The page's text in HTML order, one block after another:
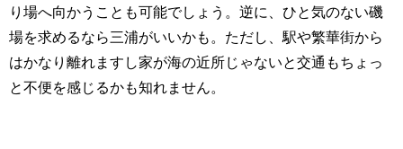
り場へ向かうことも可能でしょう。逆に、ひと気のない磯
場を求めるなら三浦がいいかも。ただし、駅や繁華街から
はかなり離れますし家が海の近所じゃないと交通もちょっ
と不便を感じるかも知れません。